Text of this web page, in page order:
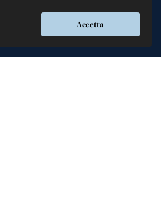
Accetta